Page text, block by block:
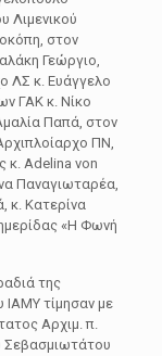
Λιμενικού
στον
Γεώργιο,
ΛΣ κ. Ευάγγελο
ΓΑΚ κ. Νίκο
Παπά, στον
ΠΝ,
κ. Adelina von
Παναγιωταρέα,
κ. Κατερίνα
«Η Φωνή
της
τίμησαν με
Αρχιμ. π.